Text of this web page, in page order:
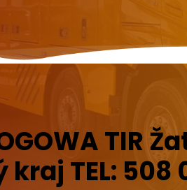
TIR
kraj TEL: 508